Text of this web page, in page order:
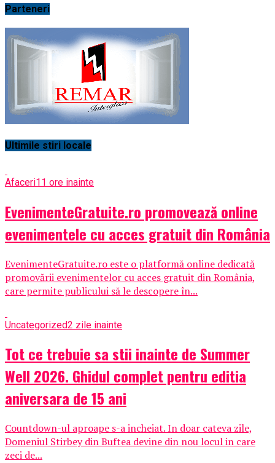
Parteneri
Ultimile stiri locale
Afaceri11 ore inainte
EvenimenteGratuite.ro promovează online
evenimentele cu acces gratuit din România
EvenimenteGratuite.ro este o platformă online dedicată
promovării evenimentelor cu acces gratuit din România,
care permite publicului să le descopere în...
Uncategorized2 zile inainte
Tot ce trebuie sa stii inainte de Summer
Well 2026. Ghidul complet pentru editia
aniversara de 15 ani
Countdown-ul aproape s-a incheiat. In doar cateva zile,
Domeniul Stirbey din Buftea devine din nou locul in care
zeci de...